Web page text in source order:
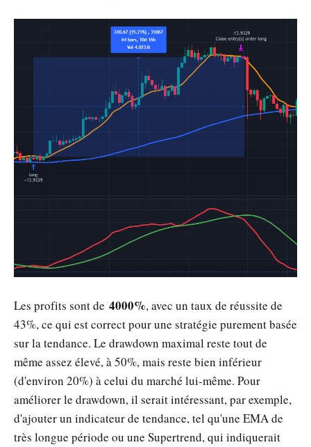
Les profits sont de 4000%, avec un taux de réussite de
43%, ce qui est correct pour une stratégie purement basée
sur la tendance. Le drawdown maximal reste tout de
même assez élevé, à 50%, mais reste bien inférieur
(d'environ 20%) à celui du marché lui-même. Pour
améliorer le drawdown, il serait intéressant, par exemple,
d'ajouter un indicateur de tendance, tel qu'une EMA de
très longue période ou une Supertrend, qui indiquerait